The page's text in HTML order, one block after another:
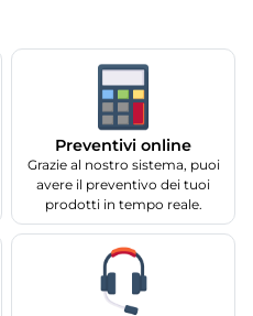
Preventivi online
Grazie al nostro sistema, puoi
avere il preventivo dei tuoi
prodotti in tempo reale.